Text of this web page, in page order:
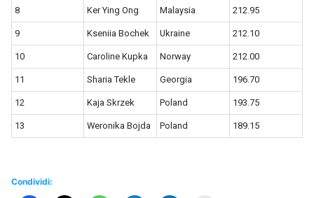
8 Ker Ying Ong Malaysia 212.95
9 Kseniia Bochek Ukraine 212.10
10 Caroline Kupka Norway 212.00
11 Sharia Tekle Georgia 196.70
12 Kaja Skrzek Poland 193.75
13 Weronika Bojda Poland 189.15
Condividi: